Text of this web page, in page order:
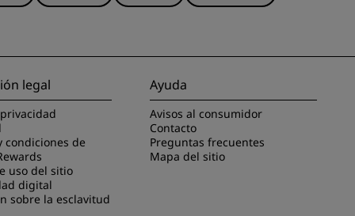
legal
condiciones de
uso del sitio
digital
sobre la esclavitud
Ayuda
Avisos al consumidor
Contacto
Preguntas frecuentes
Mapa del sitio